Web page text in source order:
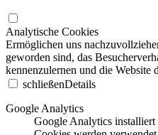
Analytische Cookies
Ermöglichen uns
geworden sind, das
kennenzulernen und die Website
schließenDetails
Google Analytics
Google Analytics installiert